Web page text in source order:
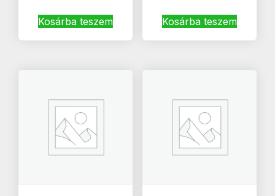
Kosárba teszem Kosárba teszem